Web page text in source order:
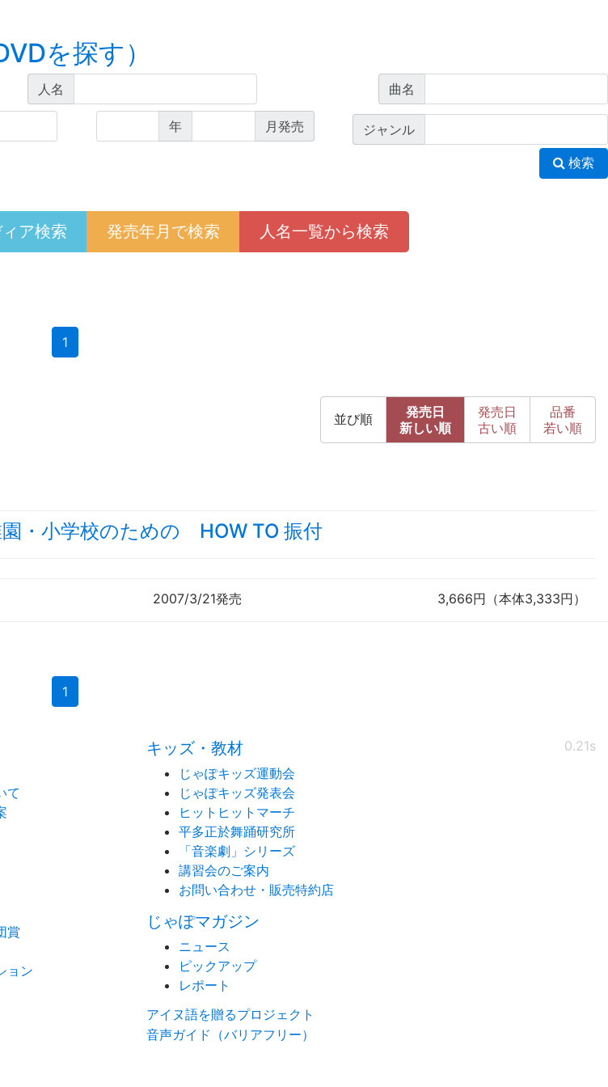
を探す）
人名 曲名
年 月発売 ジャンル
検索
ア検索 発売年月で検索 人名一覧から検索
1(current)
並び順
発売日
新しい順
発売日
古い順
品番
若い順
・小学校のための HOW TO 振付
2007/3/21発売 3,666円（本体3,333円）
1(current)
0.21s
て
賞
ョン
キッズ・教材
じゃぽキッズ運動会
じゃぽキッズ発表会
ヒットヒットマーチ
平多正於舞踊研究所
「音楽劇」シリーズ
講習会のご案内
お問い合わせ・販売特約店
じゃぽマガジン
ニュース
ピックアップ
レポート
アイヌ語を贈るプロジェクト
音声ガイド（バリアフリー）